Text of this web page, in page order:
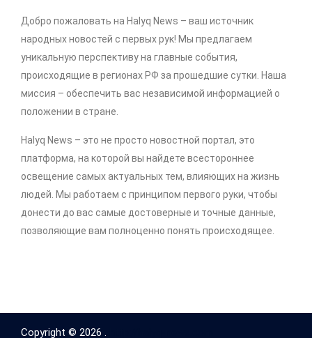
Добро пожаловать на Halyq News – ваш источник
народных новостей с первых рук! Мы предлагаем
уникальную перспективу на главные события,
происходящие в регионах РФ за прошедшие сутки. Наша
миссия – обеспечить вас независимой информацией о
положении в стране.
Halyq News – это не просто новостной портал, это
платформа, на которой вы найдете всестороннее
освещение самых актуальных тем, влияющих на жизнь
людей. Мы работаем с принципом первого руки, чтобы
донести до вас самые достоверные и точные данные,
позволяющие вам полноценно понять происходящее.
Copyright © 2026 .